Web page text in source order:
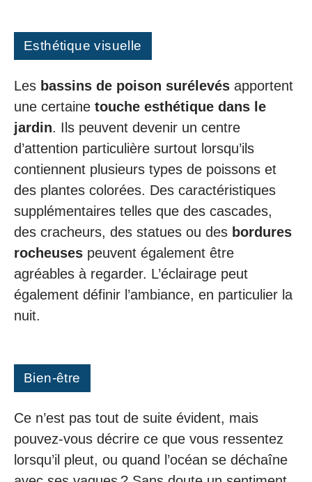
Esthétique visuelle
Les bassins de poison surélevés apportent
une certaine touche esthétique dans le
jardin. Ils peuvent devenir un centre
d’attention particulière surtout lorsqu’ils
contiennent plusieurs types de poissons et
des plantes colorées. Des caractéristiques
supplémentaires telles que des cascades,
des cracheurs, des statues ou des bordures
rocheuses peuvent également être
agréables à regarder. L’éclairage peut
également définir l’ambiance, en particulier la
nuit.
Bien-être
Ce n’est pas tout de suite évident, mais
pouvez-vous décrire ce que vous ressentez
lorsqu’il pleut, ou quand l’océan se déchaîne